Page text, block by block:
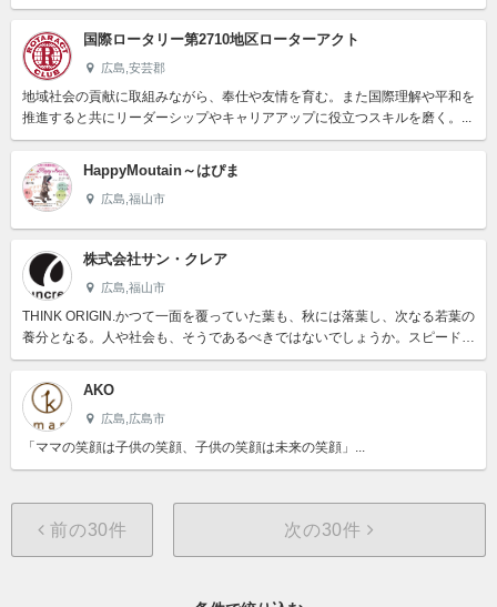
い世界を実現する。...
国際ロータリー第2710地区ローターアクト
広島,安芸郡
地域社会の貢献に取組みながら、奉仕や友情を育む。また国際理解や平和を
推進すると共にリーダーシップやキャリアアップに役立つスキルを磨く。...
HappyMoutain～はぴま
広島,福山市
株式会社サン・クレア
広島,福山市
THINK ORIGIN.かつて一面を覆っていた葉も、秋には落葉し、次なる若葉の
養分となる。人や社会も、そうであるべきではないでしょうか。スピードや
効率や最大化ばかりを追い求め、限られた人だけが席を譲...
AKO
広島,広島市
「ママの笑顔は子供の笑顔、子供の笑顔は未来の笑顔」...
前の30件 次の30件